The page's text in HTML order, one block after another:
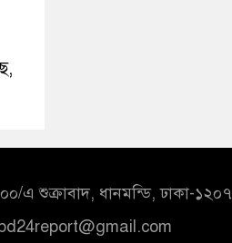
এ শুক্রাবাদ, ধানমন্ডি, ঢাকা-১২০৭